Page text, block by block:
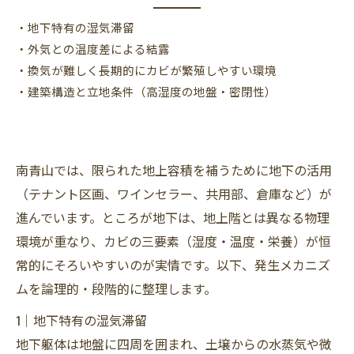
・地下特有の湿気滞留
・外気との温度差による結露
・換気が難しく長期的にカビが繁殖しやすい環境
・建築構造と立地条件（高湿度の地盤・密閉性）
南青山では、限られた地上容積を補うために地下の活用
（テナント区画、ワインセラー、共用部、倉庫など）が
進んでいます。ところが地下は、地上階とは異なる物理
環境が重なり、カビの三要素（湿度・温度・栄養）が恒
常的にそろいやすいのが実情です。以下、発生メカニズ
ムを論理的・段階的に整理します。
1｜地下特有の湿気滞留
地下躯体は地盤に四周を囲まれ、土壌からの水蒸気や微